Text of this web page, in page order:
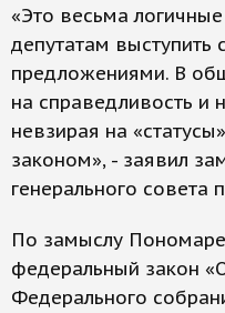
«Это весьма
депутатам выступить
предложениями. В
на справедливость и
невзирая на
законом», - заявил
генерального совета
По замыслу
федеральный закон
Федерального